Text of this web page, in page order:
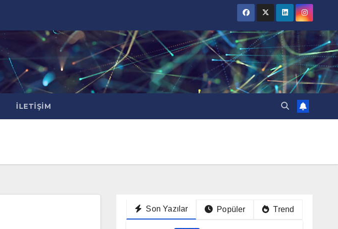
İLETIŞIM
Son Yazılar Popüler Trend